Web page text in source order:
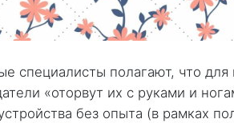
специалисты полагают, что для
«оторвут их с руками и
без опыта (в рамках